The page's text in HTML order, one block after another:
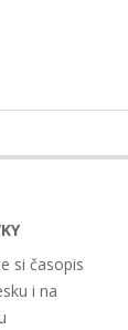
si časopis
i na